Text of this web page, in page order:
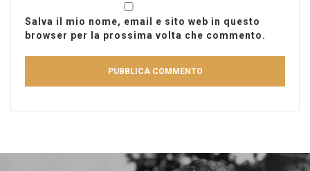
Salva il mio nome, email e sito web in questo
browser per la prossima volta che commento.